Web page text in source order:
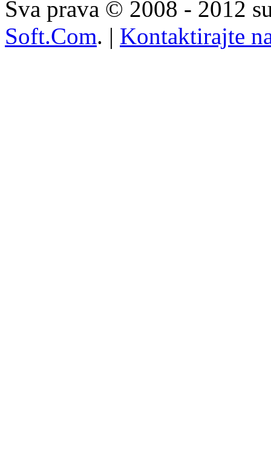
Sva prava © 2008 - 2012
Soft.Com. | Kontaktirajte